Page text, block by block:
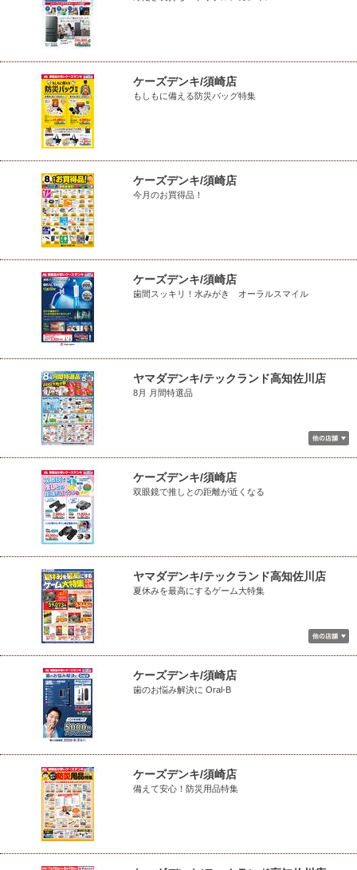
ケーズデンキ/須崎店
もしもに備える防災バッグ特集
ケーズデンキ/須崎店
今月のお買得品！
ケーズデンキ/須崎店
歯間スッキリ！水みがき オーラルスマイル
ヤマダデンキ/テックランド高知佐川店
8月 月間特選品
ケーズデンキ/須崎店
双眼鏡で推しとの距離が近くなる
ヤマダデンキ/テックランド高知佐川店
夏休みを最高にするゲーム大特集
ケーズデンキ/須崎店
歯のお悩み解決に Oral-B
ケーズデンキ/須崎店
備えて安心！防災用品特集